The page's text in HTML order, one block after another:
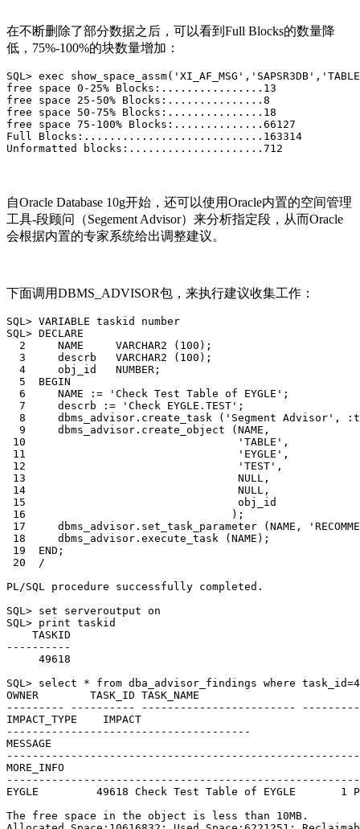
在不断删除了部分数据之后，可以看到Full Blocks的数量降
低，75%-100%的块数量增加：
SQL> exec
free space 0-25% Blocks:................13
free space 25-50% Blocks:...............8
free space 50-75% Blocks:...............18
free space 75-100% Blocks:..............66127
Full Blocks:............................163314
Unformatted blocks:.....................712
自Oracle Database 10g开始，还可以使用Oracle内置的空间管理
工具-段顾问（Segement Advisor）来分析指定段，从而Oracle
会根据内置的专家系统给出调整建议。
下面调用DBMS_ADVISOR包，来执行建议收集工作：
SQL> VARIABLE taskid number
SQL> DECLARE
2     NAME     VARCHAR2 (100);
3     descrb   VARCHAR2 (100);
4     obj_id   NUMBER;
5  BEGIN
6     NAME := 'Check Test Table of EYGLE';
7     descrb := 'Check EYGLE.TEST';
8     dbms_advisor.create_task ('Segment Advisor',
9     dbms_advisor.create_object (NAME,
10                                 'TABLE',
11                                 'EYGLE',
12                                 'TEST',
13                                 NULL,
14                                 NULL,
15                                 obj_id
16                                );
17     dbms_advisor.set_task_parameter (NAME,
18     dbms_advisor.execute_task (NAME);
19  END;
20  /
PL/SQL procedure successfully completed.
SQL> set serveroutput on
SQL> print taskid
TASKID
----------
49618
SQL> select * from dba_advisor_findings where
OWNER        TASK_ID TASK_NAME
--------- ---------- ------------------------
IMPACT_TYPE    IMPACT
--------------------------------------
MESSAGE
MORE_INFO
EYGLE         49618 Check Test Table of EYGLE       1
The free space in the object is less than 10MB.